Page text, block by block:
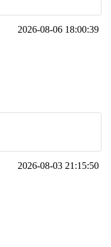
2026-08-06 18:00:39
2026-08-03 21:15:50